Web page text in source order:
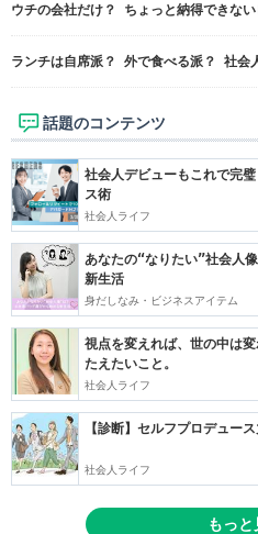
ウチの会社だけ？ ちょっと納得できな
ランチは自席派？ 外で食べる派？ 社会
話題のコンテンツ
社会人デビューもこれで完
ス術
社会人ライフ
あなたの“なりたい”社会人
新生活
身だしなみ・ビジネスアイテム
視点を変えれば、世の中は
たえたいこと。
社会人ライフ
【診断】セルフプロデュー
社会人ライフ
もっと